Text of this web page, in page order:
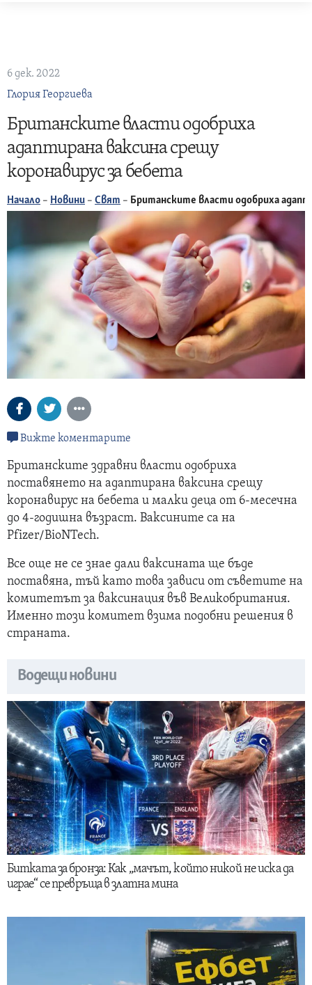
6 дек. 2022
Глория Георгиева
Британските власти одобриха
адаптирана ваксина срещу
коронавирус за бебета
Начало – Новини – Свят – Британските власти одобриха
Вижте коментарите
Британските здравни власти одобриха
поставянето на адаптирана ваксина срещу
коронавирус на бебета и малки деца от 6-месечна
до 4-годишна възраст. Ваксините са на
Pfizer/BioNTech.
Все още не се знае дали ваксината ще бъде
поставяна, тъй като това зависи от съветите на
комитетът за ваксинация във Великобритания.
Именно този комитет взима подобни решения в
страната.
Водещи новини
Битката за бронза: Как „мачът, който никой не иска да
играе“ се превръща в златна мина